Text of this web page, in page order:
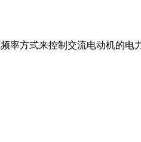
率方式来控制交流电动机的